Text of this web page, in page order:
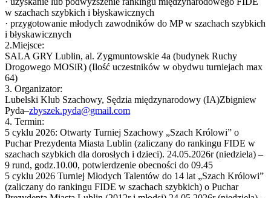
w szachach szybkich i błyskawicznych
· przygotowanie młodych zawodników do MP w szachach szybkich
i błyskawicznych
2.Miejsce:
SALA GRY Lublin, al. Zygmuntowskie 4a (budynek Ruchy
Drogowego MOSiR) (Ilość uczestników w obydwu turniejach max
64)
3. Organizator:
Lubelski Klub Szachowy, Sędzia międzynarodowy (IA)Zbigniew
Pyda–zbyszek.pyda@gmail.com
4. Termin:
5 cyklu 2026: Otwarty Turniej Szachowy „Szach Królowi” o
Puchar Prezydenta Miasta Lublin (zaliczany do rankingu FIDE w
szachach szybkich dla dorosłych i dzieci). 24.05.2026r (niedziela) –
9 rund, godz.10.00, potwierdzenie obecności do 09.45
5 cyklu 2026 Turniej Młodych Talentów do 14 lat „Szach Królowi”
(zaliczany do rankingu FIDE w szachach szybkich) o Puchar